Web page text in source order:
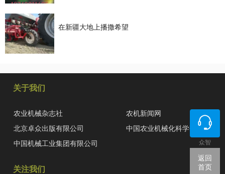
在新疆大地上播撒希望
众智
返回
首页
关于我们
农业机械杂志社
农机新闻网
北京卓众出版有限公司
中国农业机械化科学研究院
中国机械工业集团有限公司
关注我们